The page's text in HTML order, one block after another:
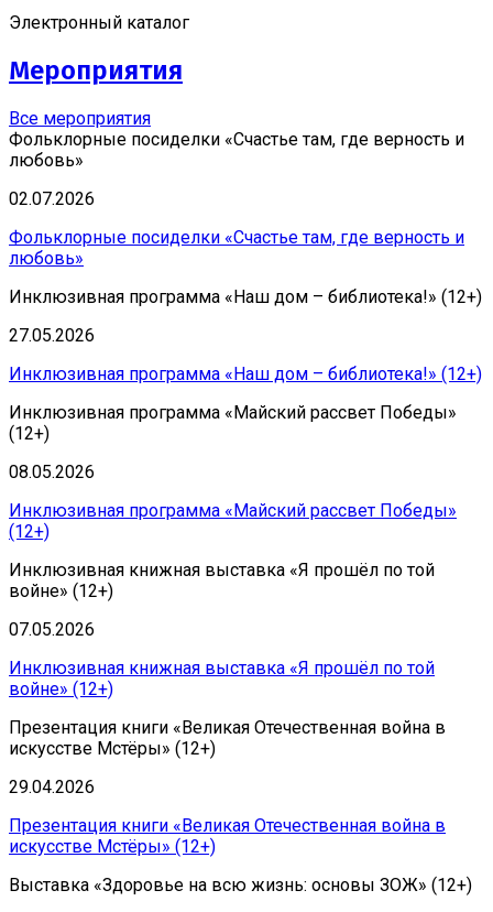
Электронный каталог
Мероприятия
Все мероприятия
Фольклорные посиделки «Счастье там, где верность и
любовь»
02.07.2026
Фольклорные посиделки «Счастье там, где верность и
любовь»
Инклюзивная программа «Наш дом – библиотека!» (12+)
27.05.2026
Инклюзивная программа «Наш дом – библиотека!» (12+)
Инклюзивная программа «Майский рассвет Победы»
(12+)
08.05.2026
Инклюзивная программа «Майский рассвет Победы»
(12+)
Инклюзивная книжная выставка «Я прошёл по той
войне» (12+)
07.05.2026
Инклюзивная книжная выставка «Я прошёл по той
войне» (12+)
Презентация книги «Великая Отечественная война в
искусстве Мстёры» (12+)
29.04.2026
Презентация книги «Великая Отечественная война в
искусстве Мстёры» (12+)
Выставка «Здоровье на всю жизнь: основы ЗОЖ» (12+)